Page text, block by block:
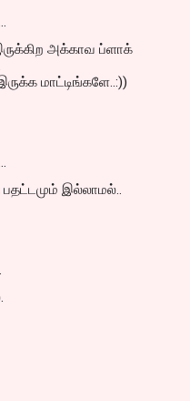
அக்காவ ப்ளாக்
மாட்டிங்களே..:))
பதட்டமும் இல்லாமல்..